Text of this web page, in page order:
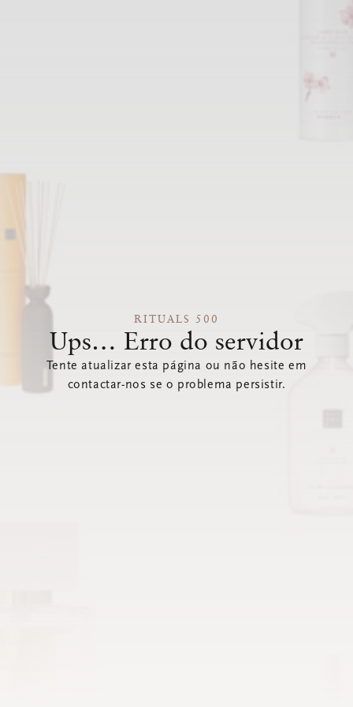
RITUALS 500
Ups… Erro do servidor
Tente atualizar esta página ou não hesite em
contactar-nos se o problema persistir.